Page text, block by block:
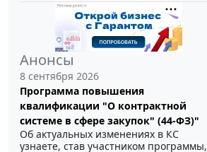
Анонсы
8 сентября 2026
Программа повышения
квалификации "О контрактной
системе в сфере закупок" (44-ФЗ)"
Об актуальных изменениях в КС
узнаете, став участником программы,